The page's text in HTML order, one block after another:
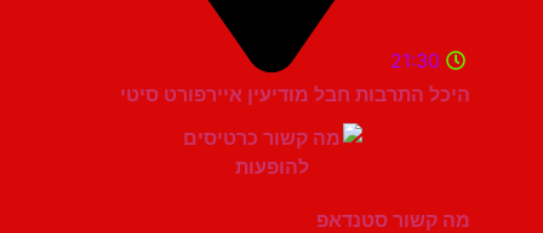
היכל התרבות חבל מודיעין איירפורט סיטי
21:30
מה קשור סטנדאפ